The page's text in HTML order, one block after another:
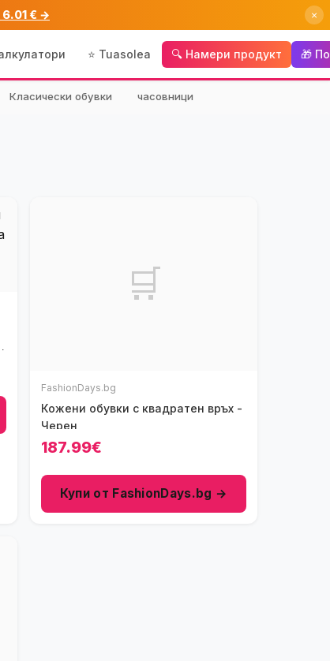
6.01 € → ×
⭐ Tuasolea 🔍 Намери продукт 🎁
Класически обувки часовници
🛒
FashionDays.bg
Кожени обувки с квадратен връх -
Черен
187.99€
Купи от FashionDays.bg →